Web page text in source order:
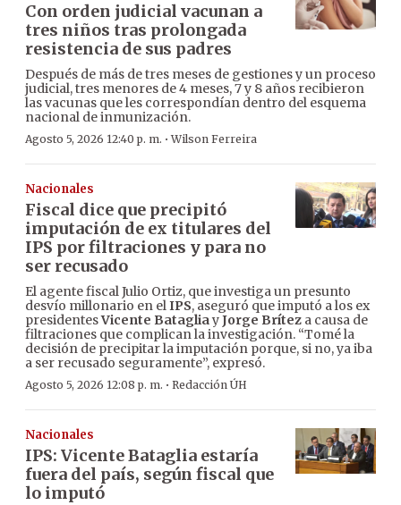
Con orden judicial vacunan a
tres niños tras prolongada
resistencia de sus padres
Después de más de tres meses de gestiones y un proceso
judicial, tres menores de 4 meses, 7 y 8 años recibieron
las vacunas que les correspondían dentro del esquema
nacional de inmunización.
Agosto 5, 2026 12:40 p. m. ·Wilson Ferreira
Nacionales
Fiscal dice que precipitó
imputación de ex titulares del
IPS por filtraciones y para no
ser recusado
El agente fiscal Julio Ortiz, que investiga un presunto
desvío millonario en elIPS, aseguró que imputó a los ex
presidentesVicente BatagliayJorge Brítez a causa de
filtraciones que complican la investigación. “Tomé la
decisión de precipitar la imputación porque, si no, ya iba
a ser recusado seguramente”, expresó.
Agosto 5, 2026 12:08 p. m. · Redacción ÚH
Nacionales
IPS: Vicente Bataglia estaría
fuera del país, según fiscal que
lo imputó